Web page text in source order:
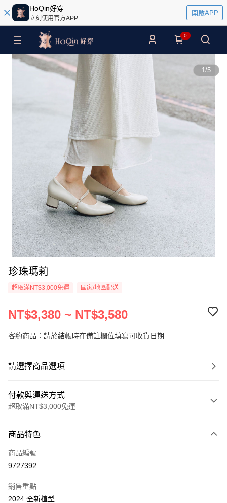
HoQin好穿
立刻使用官方APP
開啟APP
0
1/5
珍珠瑪莉
超取滿NT$3,000免運 國家/地區配送
NT$3,380 ~ NT$3,580
客約商品：請於結帳時在備註欄位填寫可收貨日期
請選擇商品選項
付款與運送方式
超取滿NT$3,000免運
信用卡一次付款
LINE Pay
街口支付
商品特色
商品編號
9727392
銷售重點
2024 全新楦型